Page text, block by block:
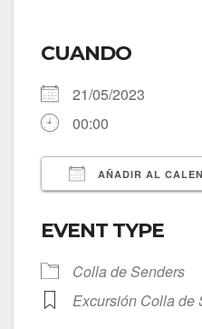
CUANDO
21/05/2023
00:00
AÑADIR AL
EVENT TYPE
Colla de Senders
Excursión Colla de